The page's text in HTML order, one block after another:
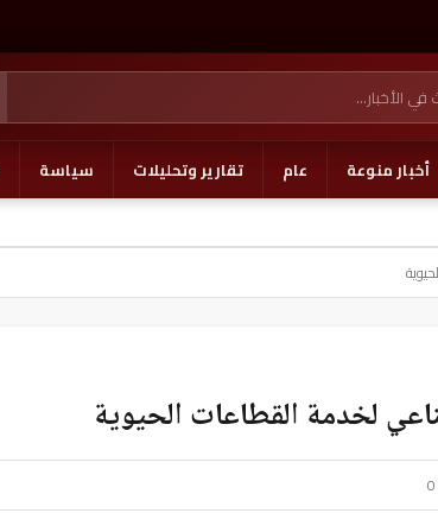
أخبار منوعة عام تقارير وتحليلات سياسة
لخدمة القطاعات الحيوية